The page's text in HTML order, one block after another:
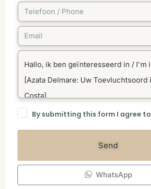
By submitting this form I agree to
Send
WhatsApp